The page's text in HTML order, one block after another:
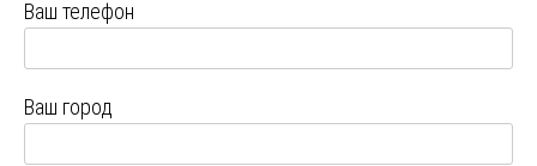
Ваш телефон
Ваш город